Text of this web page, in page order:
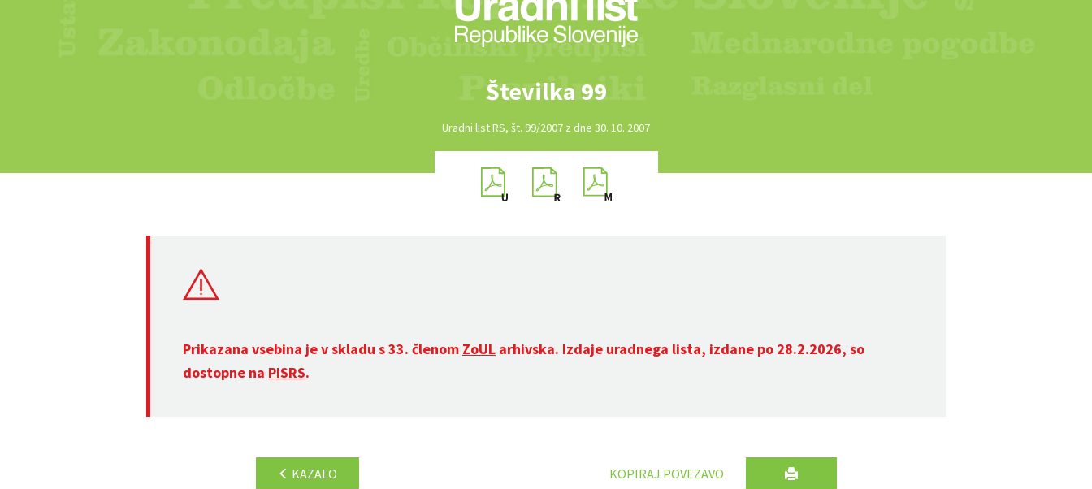
Številka 99
Uradni list RS, št. 99/2007 z dne 30. 10. 2007
Prikazana vsebina je v skladu s 33. členom ZoUL arhivska. Izdaje uradnega lista, izdane po 28.2.2026, so
dostopne na PISRS.
KAZALO KOPIRAJ POVEZAVO